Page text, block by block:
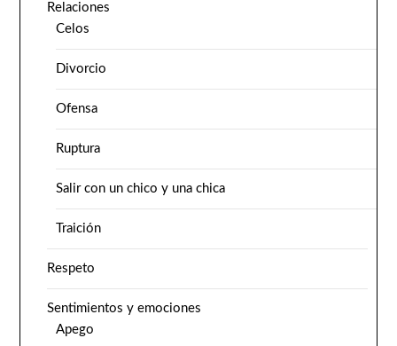
Relaciones
Celos
Divorcio
Ofensa
Ruptura
Salir con un chico y una chica
Traición
Respeto
Sentimientos y emociones
Apego